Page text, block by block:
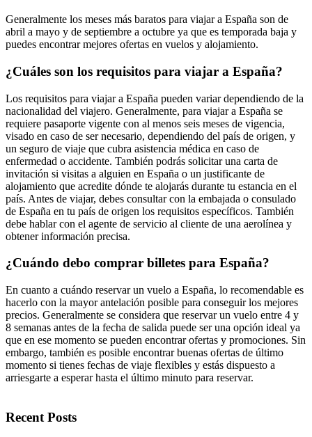
Generalmente los meses más baratos para viajar a España son de
abril a mayo y de septiembre a octubre ya que es temporada baja y
puedes encontrar mejores ofertas en vuelos y alojamiento.
¿Cuáles son los requisitos para viajar a España?
Los requisitos para viajar a España pueden variar dependiendo de la
nacionalidad del viajero. Generalmente, para viajar a España se
requiere pasaporte vigente con al menos seis meses de vigencia,
visado en caso de ser necesario, dependiendo del país de origen, y
un seguro de viaje que cubra asistencia médica en caso de
enfermedad o accidente. También podrás solicitar una carta de
invitación si visitas a alguien en España o un justificante de
alojamiento que acredite dónde te alojarás durante tu estancia en el
país. Antes de viajar, debes consultar con la embajada o consulado
de España en tu país de origen los requisitos específicos. También
debe hablar con el agente de servicio al cliente de una aerolínea y
obtener información precisa.
¿Cuándo debo comprar billetes para España?
En cuanto a cuándo reservar un vuelo a España, lo recomendable es
hacerlo con la mayor antelación posible para conseguir los mejores
precios. Generalmente se considera que reservar un vuelo entre 4 y
8 semanas antes de la fecha de salida puede ser una opción ideal ya
que en ese momento se pueden encontrar ofertas y promociones. Sin
embargo, también es posible encontrar buenas ofertas de último
momento si tienes fechas de viaje flexibles y estás dispuesto a
arriesgarte a esperar hasta el último minuto para reservar.
Recent Posts